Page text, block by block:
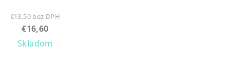
€13,50 bez DPH
€16,60
Skladom